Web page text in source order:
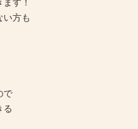
す！
い方も
で
る